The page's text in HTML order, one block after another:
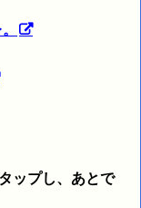
ップし、あとで